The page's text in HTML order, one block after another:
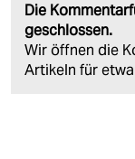
Die
geschlossen.
Wir öffnen die
Artikeln für